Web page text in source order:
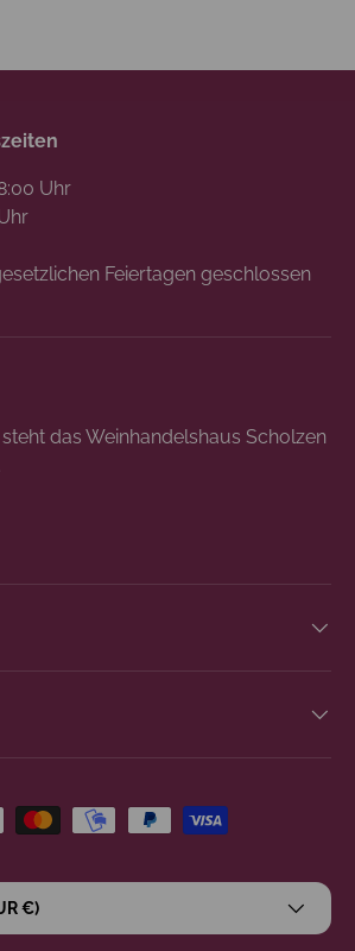
Uhr
Feiertagen geschlossen
das Weinhandelshaus Scholzen
€)